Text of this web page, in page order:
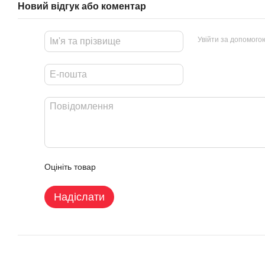
Новий відгук або коментар
Увійти за
Оцініть товар
Надіслати